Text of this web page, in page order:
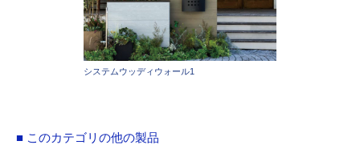
システムウッディウォール1
■ このカテゴリの他の製品